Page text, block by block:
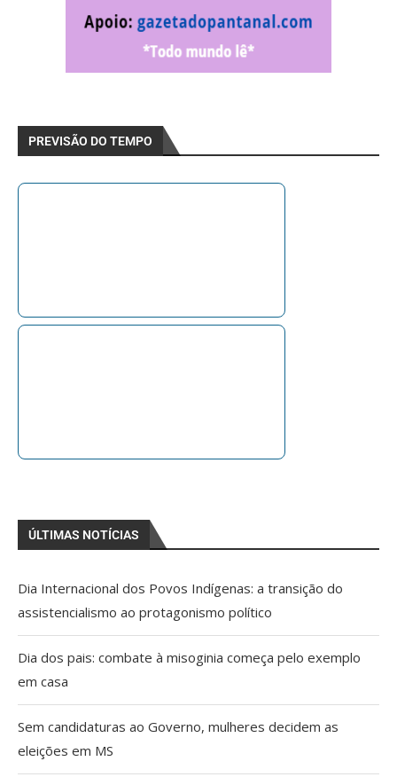
PREVISÃO DO TEMPO
ÚLTIMAS NOTÍCIAS
Dia Internacional dos Povos Indígenas: a transição do
assistencialismo ao protagonismo político
Dia dos pais: combate à misoginia começa pelo exemplo
em casa
Sem candidaturas ao Governo, mulheres decidem as
eleições em MS